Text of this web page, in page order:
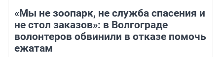
«Мы не зоопарк, не служба спасения и
не стол заказов»: в Волгограде
волонтеров обвинили в отказе помочь
ежатам